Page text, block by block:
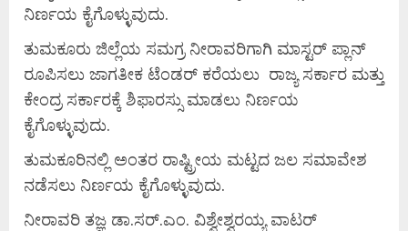
ನಿರ್ಣಯ ಕೈಗೊಳ್ಳುವುದು.
ತುಮಕೂರು ಜಿಲ್ಲೆಯ ಸಮಗ್ರ ನೀರಾವರಿಗಾಗಿ ಮಾಸ್ಟರ್ ಪ್ಲಾನ್
ರೂಪಿಸಲು ಜಾಗತೀಕ ಟೆಂಡರ್ ಕರೆಯಲು ರಾಜ್ಯ ಸರ್ಕಾರ ಮತ್ತು
ಕೇಂದ್ರ ಸರ್ಕಾರಕ್ಕೆ ಶಿಫಾರಸ್ಸು ಮಾಡಲು ನಿರ್ಣಯ
ಕೈಗೊಳ್ಳುವುದು.
ತುಮಕೂರಿನಲ್ಲಿ ಅಂತರ ರಾಷ್ಟ್ರೀಯ ಮಟ್ಟದ ಜಲ ಸಮಾವೇಶ
ನಡೆಸಲು ನಿರ್ಣಯ ಕೈಗೊಳ್ಳುವುದು.
ನೀರಾವರಿ ತಜ್ಞ ಡಾ.ಸರ್.ಎಂ. ವಿಶ್ವೇಶ್ವರಯ್ಯ ವಾಟರ್